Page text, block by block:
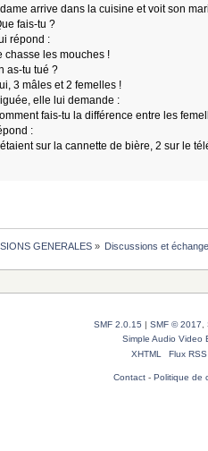
arrive dans la cuisine et voit son
fais-tu ?
répond :
chasse les mouches !
as-tu tué ?
3 mâles et 2 femelles !
elle lui demande :
fais-tu la différence entre les
:
sur la cannette de bière, 2 sur le
GENERALES» Discussions et
SMF 2.0.15 | SMF © 2017,
Simple Audio Video
XHTML
Flux RSS
Contact- Politique de